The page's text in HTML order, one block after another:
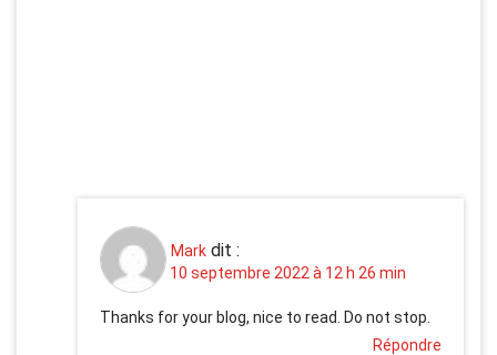
Mark dit :
10 septembre 2022 à 12 h 26 min
Thanks for your blog, nice to read. Do not stop.
Répondre